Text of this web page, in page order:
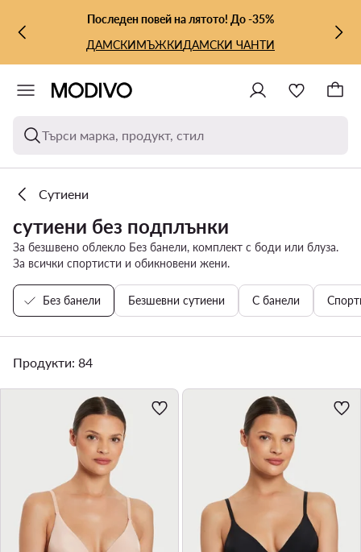
КЪМ ОСНОВНОТО СЪДЪРЖАНИЕ
КЪМ ТЪРСЕНЕПоследен повей на лятото! До -35%
ДАМСКИМЪЖКИДАМСКИ ЧАНТИ
Търси марка, продукт, стил
Сутиени
сутиени без подплънки
За безшвено облекло Без банели, комплект с боди или блуза.
За всички спортисти и обикновени жени.
Без банели Безшевни сутиени С банели
Продукти: 84